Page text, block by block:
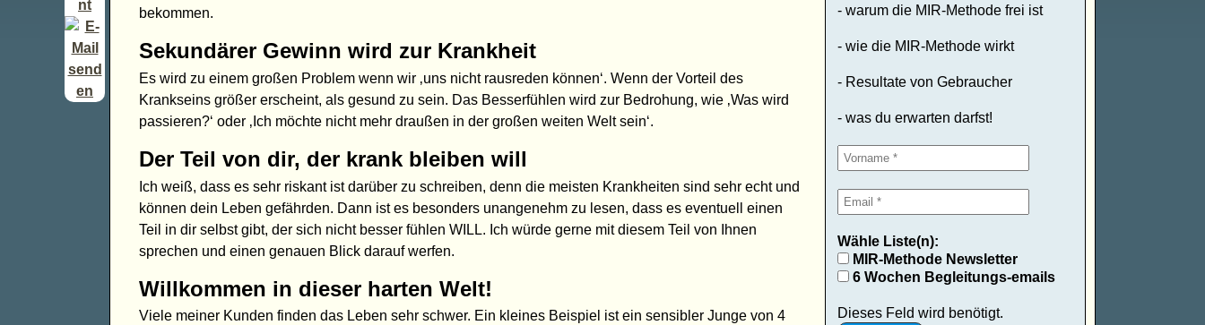
bekommen.
Sekundärer Gewinn wird zur Krankheit
Es wird zu einem großen Problem wenn wir ‚uns nicht rausreden können‘. Wenn der Vorteil des
Krankseins größer erscheint, als gesund zu sein. Das Besserfühlen wird zur Bedrohung, wie ‚Was wird
passieren?‘ oder ‚Ich möchte nicht mehr draußen in der großen weiten Welt sein‘.
Der Teil von dir, der krank bleiben will
Ich weiß, dass es sehr riskant ist darüber zu schreiben, denn die meisten Krankheiten sind sehr echt und
können dein Leben gefährden. Dann ist es besonders unangenehm zu lesen, dass es eventuell einen
Teil in dir selbst gibt, der sich nicht besser fühlen WILL. Ich würde gerne mit diesem Teil von Ihnen
sprechen und einen genauen Blick darauf werfen.
Willkommen in dieser harten Welt!
Viele meiner Kunden finden das Leben sehr schwer. Ein kleines Beispiel ist ein sensibler Junge von 4
- warum die MIR-Methode frei ist
- wie die MIR-Methode wirkt
- Resultate von Gebraucher
- was du erwarten darfst!
Wähle Liste(n):
MIR-Methode Newsletter
6 Wochen Begleitungs-emails
Dieses Feld wird benötigt.